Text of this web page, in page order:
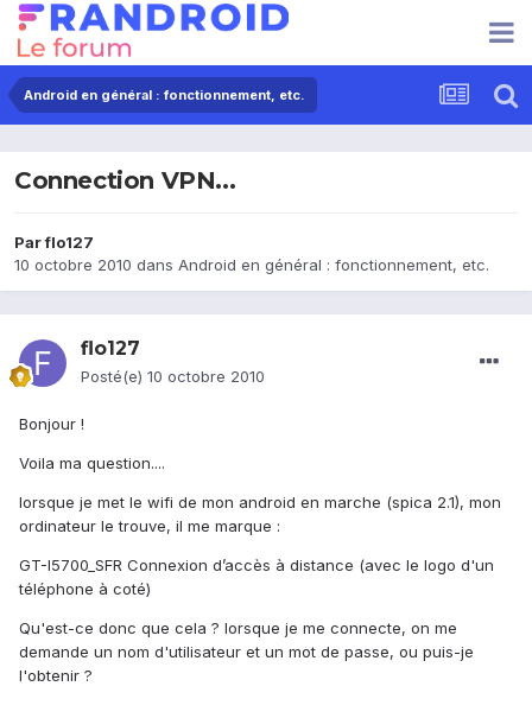
Android en général : fonctionnement, etc.
Connection VPN...
Parflo127
10 octobre 2010 dans Android en général : fonctionnement, etc.
flo127
Posté(e) 10 octobre 2010
Bonjour !
Voila ma question....
lorsque je met le wifi de mon android en marche (spica 2.1), mon
ordinateur le trouve, il me marque :
GT-I5700_SFR Connexion d’accès à distance (avec le logo d'un
téléphone à coté)
Qu'est-ce donc que cela ? lorsque je me connecte, on me
demande un nom d'utilisateur et un mot de passe, ou puis-je
l'obtenir ?